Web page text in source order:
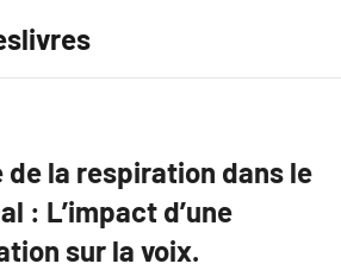
de la respiration dans le
: L’impact d’une
sur la voix.